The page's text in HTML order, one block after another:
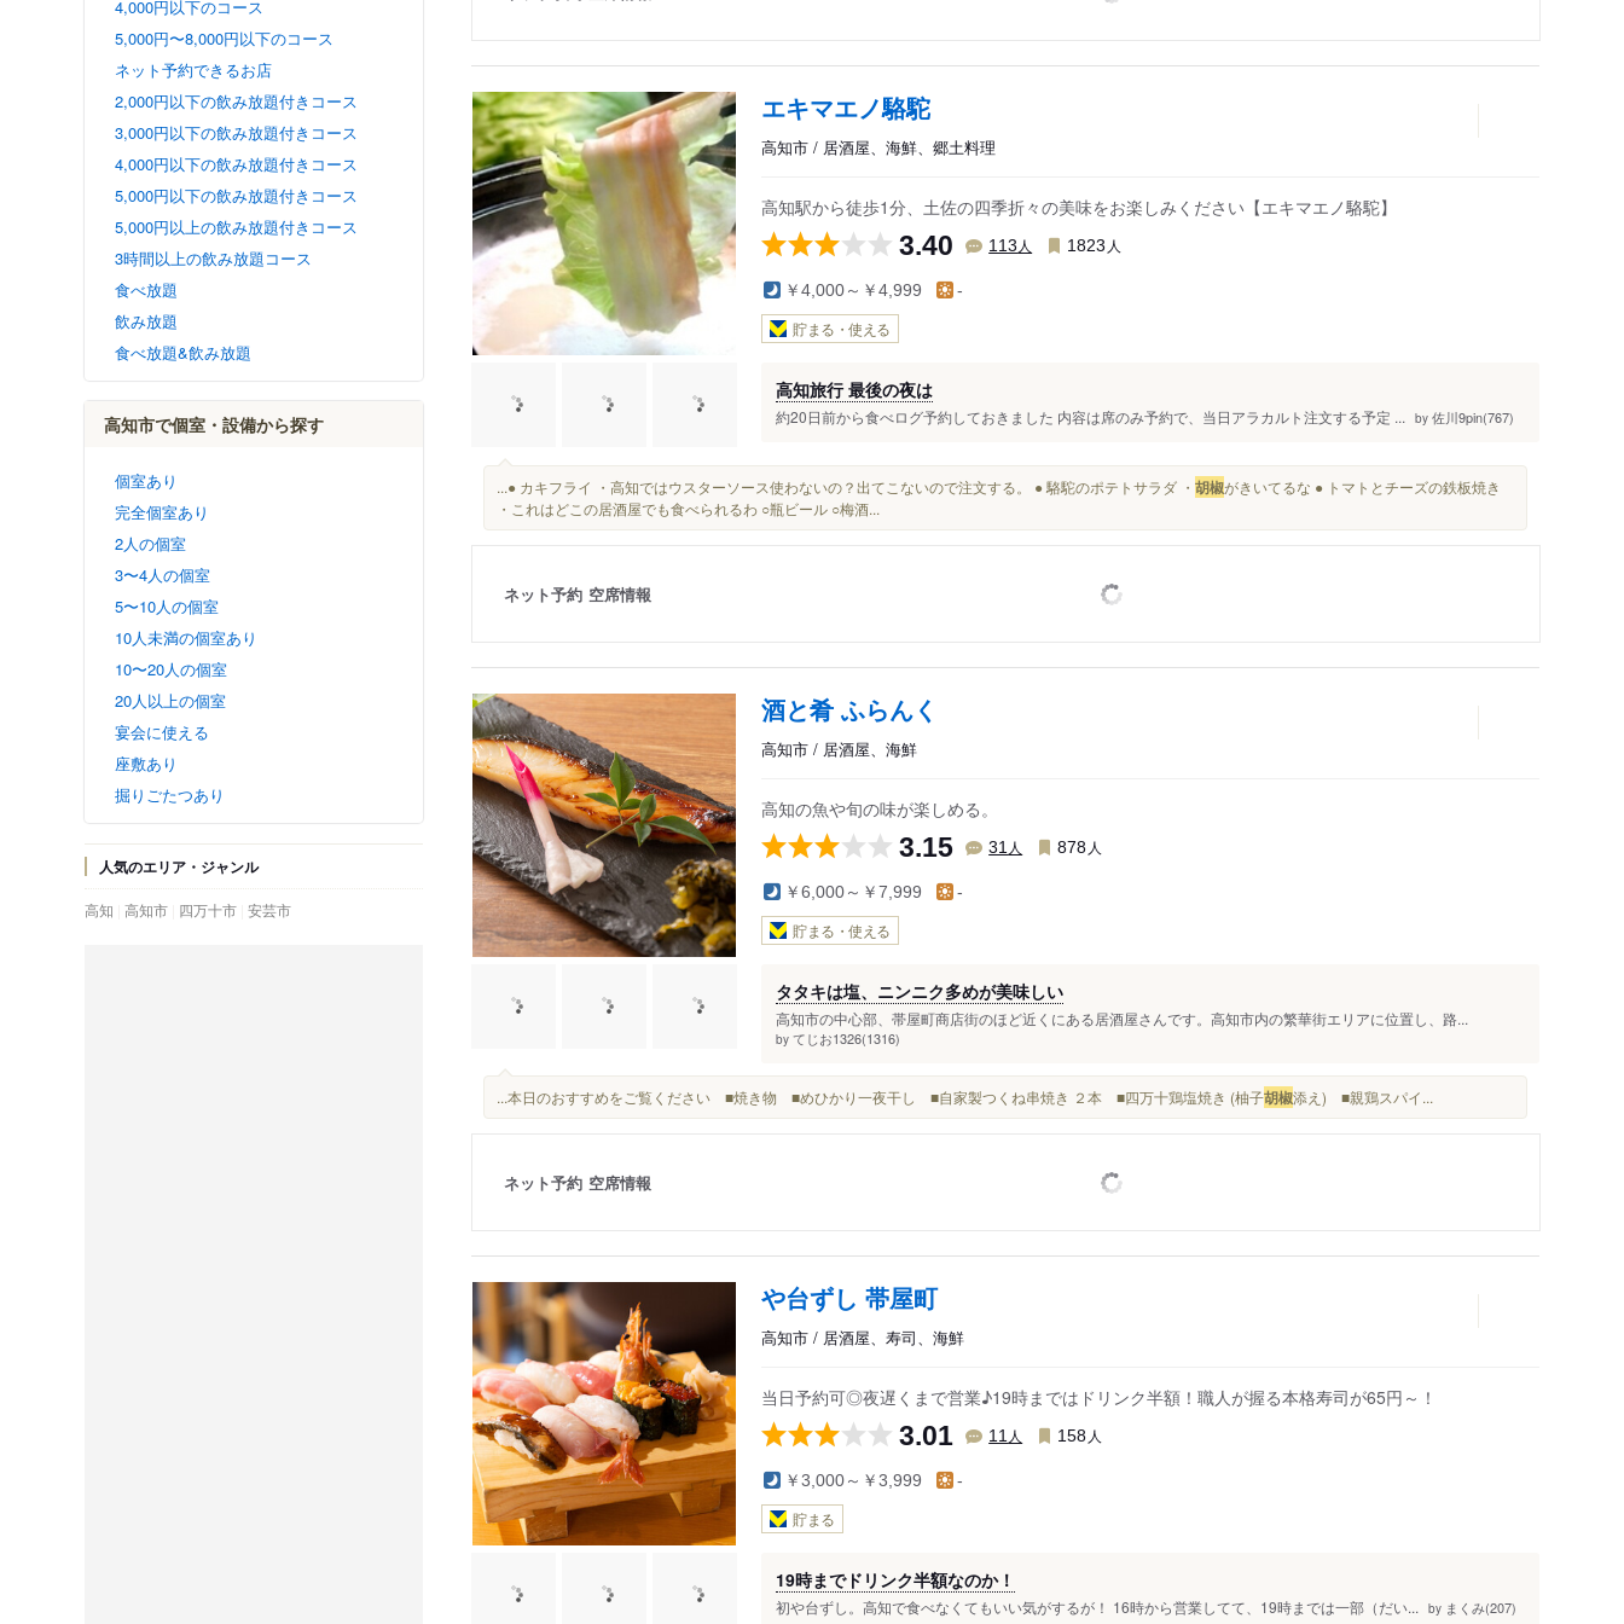
4,000円以下のコース
5,000円〜8,000円以下のコース
ネット予約できるお店
2,000円以下の飲み放題付きコース
3,000円以下の飲み放題付きコース
4,000円以下の飲み放題付きコース
5,000円以下の飲み放題付きコース
5,000円以上の飲み放題付きコース
3時間以上の飲み放題コース
食べ放題
飲み放題
食べ放題&飲み放題
高知市で個室・設備から探す
個室あり
完全個室あり
2人の個室
3〜4人の個室
5〜10人の個室
10人未満の個室あり
10〜20人の個室
20人以上の個室
宴会に使える
座敷あり
掘りごたつあり
人気のエリア・ジャンル
高知 高知市 四万十市 安芸市
エキマエノ駱駝
高知市 / 居酒屋、海鮮、郷土料理
高知駅から徒歩1分、土佐の四季折々の美味をお楽しみください【エキマエノ駱駝】
3.40 113 人 1823 人
￥4,000～￥4,999 -
貯まる・使える
高知旅行 最後の夜は
約20日前から食べログ予約しておきました 内容は席のみ予約で、当日アラカルト注文する予定 ... by 佐川9pin(767)
...● カキフライ ・高知ではウスターソース使わないの？出てこないので注文する。 ● 駱駝のポテトサラダ ・ 胡椒がきいてるな ● トマトとチーズの鉄板焼き
・これはどこの居酒屋でも食べられるわ ○瓶ビール ○梅酒...
ネット予約 空席情報
酒と肴 ふらんく
高知市 / 居酒屋、海鮮
高知の魚や旬の味が楽しめる。
3.15 31 人 878 人
￥6,000～￥7,999 -
貯まる・使える
タタキは塩、ニンニク多めが美味しい
高知市の中心部、帯屋町商店街のほど近くにある居酒屋さんです。高知市内の繁華街エリアに位置し、路...
by てじお1326(1316)
...本日のおすすめをご覧ください ■焼き物 ■めひかり一夜干し ■自家製つくね串焼き ２本 ■四万十鶏塩焼き (柚子胡椒添え) ■親鶏スパイ...
ネット予約 空席情報
や台ずし 帯屋町
高知市 / 居酒屋、寿司、海鮮
当日予約可◎夜遅くまで営業♪19時まではドリンク半額！職人が握る本格寿司が65円～！
3.01 11 人 158 人
￥3,000～￥3,999 -
貯まる
19時までドリンク半額なのか！
初や台ずし。高知で食べなくてもいい気がするが！ 16時から営業してて、19時までは一部（だい... by まくみ(207)